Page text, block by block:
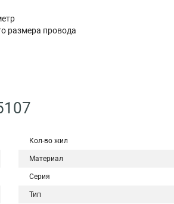
размера провода
Кол-во жил
Материал
Серия
Тип